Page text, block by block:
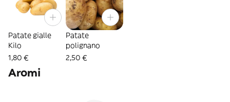
Patate gialle
Kilo
1,80 €
Patate
polignano
2,50 €
Aromi